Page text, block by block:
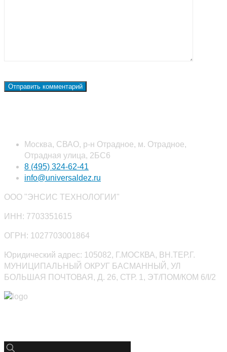
Москва, СВАО, р-н Отрадное, м. Отрадное,
Отрадная улица, 2БС6
8 (495) 324-62-41
info@universaldez.ru
ООО "ЭНСИС ТЕХНОЛОГИИ"
ИНН: 7703351615
ОГРН: 1027703001864
Юридический адрес: 105082, Г.МОСКВА, ВН.ТЕР.Г.
МУНИЦИПАЛЬНЫЙ ОКРУГ БАСМАННЫЙ, УЛ
БОЛЬШАЯ ПОЧТОВАЯ, Д. 26, СТР. 1, ЭТ/ПОМ/КОМ 6/I/2